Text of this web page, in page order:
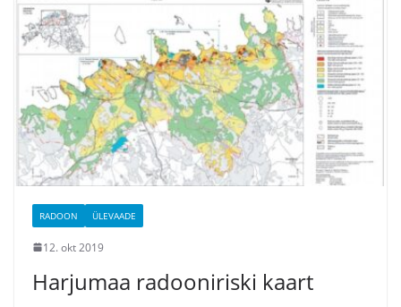
RADOON ÜLEVAADE
12. okt 2019
Harjumaa radooniriski kaart